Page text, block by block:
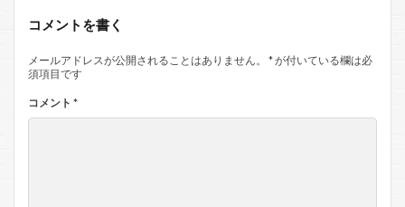
コメントを書く
メールアドレスが公開されることはありません。 *が付いている欄は必
須項目です
コメント *